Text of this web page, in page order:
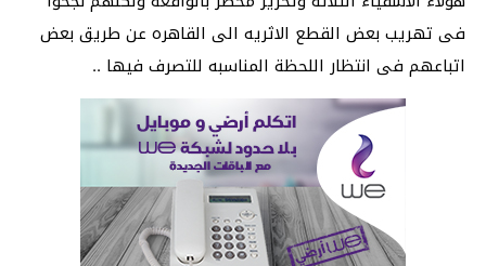
فى تهريب بعض القطع الاثريه الى القاهره عن طريق بعض
اتباعهم فى انتظار اللحظة المناسبه للتصرف فيها ..